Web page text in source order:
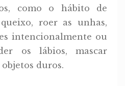
como o hábito de
roer as unhas,
intencionalmente ou
os lábios, mascar
duros.